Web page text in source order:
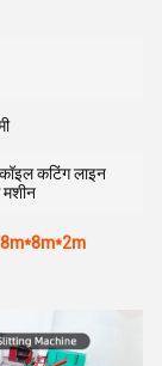
कटिंग लाइन